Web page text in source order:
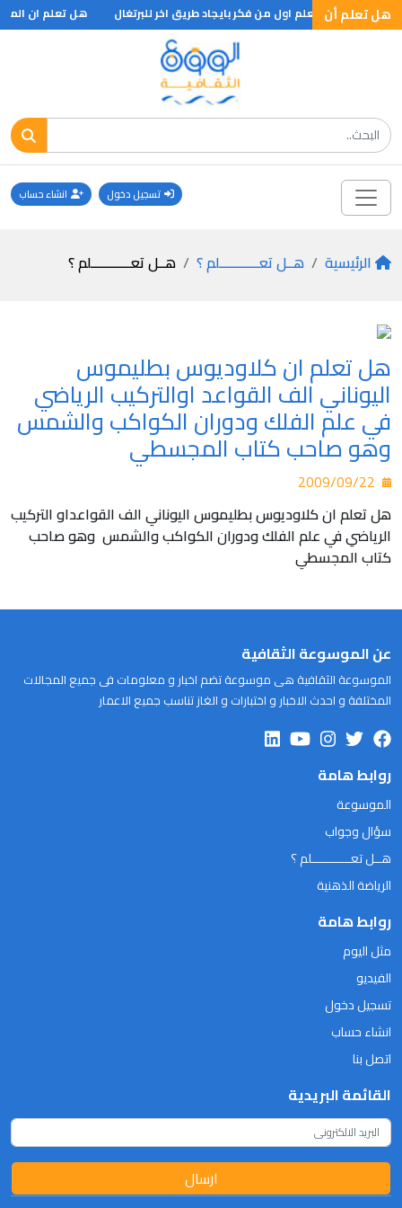
هل تعلم أن
.. ؟ هل تعلم اول من فكر بايجاد طريق اخر للبرتغال هل تعلم ان
تسجيل دخول انشاء حساب
الرئيسية هــل تعـــــــــــلم ؟ هــل تعـــــــــــلم ؟
هل تعلم ان كلاوديوس بطليموس
اليوناني الف القواعد اوالتركيب الرياضي
في علم الفلك ودوران الكواكب والشمس
وهو صاحب كتاب المجسطي
هل تعلم ان كلاوديوس بطليموس اليوناني الف القواعداو التركيب
الرياضي في علم الفلك ودوران الكواكب والشمس وهو صاحب
كتاب المجسطي
عن الموسوعة الثقافية
الموسوعة الثقافية هى موسوعة تضم اخبار و معلومات فى جميع المجالات
المختلفة و احدث الاخبار و اختبارات و الغاز تناسب جميع الاعمار
روابط هامة
الموسوعة
سؤال وجواب
هــل تعـــــــــــلم ؟
الرياضة الذهنية
روابط هامة
مثل اليوم
الفيديو
تسجيل دخول
انشاء حساب
اتصل بنا
القائمة البريدية
ارسال